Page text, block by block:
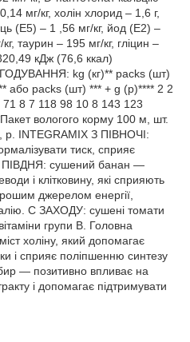
мг/кг, холін хлорид – 1,6 г,
(Е5) – 1 ,56 мг/кг, йод (Е2) –
таурин – 195 мг/кг, гліцин –
кДж (76,6 ккал)
kg (кг)** packs (шт)
або packs (шт) *** + g (р)**** 2 2
8 7 118 98 10 8 143 123
вологого корму 100 м, шт.
р. INTEGRAMIX З ПІВНОЧІ:
тиск, сприяє
ПІВДНЯ: сушений банан —
і клітковину, які сприяють
джерелом енергії,
C ЗАХОДУ: сушені томати
групи В. Головна
холіну, який допомагає
і сприяє поліпшенню синтезу
— позитивно впливає на
і допомагає підтримувати